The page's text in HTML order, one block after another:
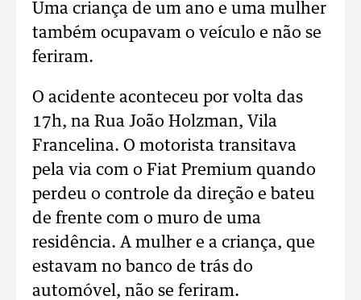
Uma criança de um ano e uma mulher
também ocupavam o veículo e não se
feriram.
O acidente aconteceu por volta das
17h, na Rua João Holzman, Vila
Francelina. O motorista transitava
pela via com o Fiat Premium quando
perdeu o controle da direção e bateu
de frente com o muro de uma
residência. A mulher e a criança, que
estavam no banco de trás do
automóvel, não se feriram.